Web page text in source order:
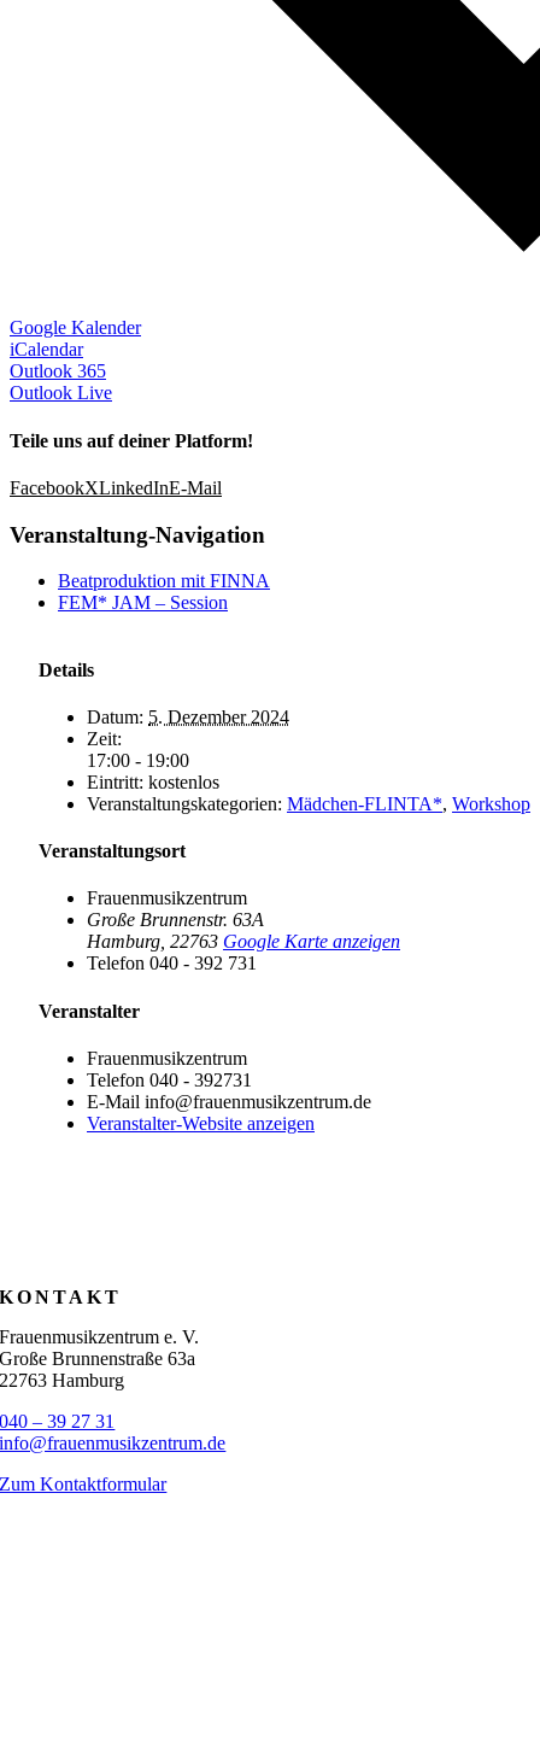
Google Kalender
iCalendar
Outlook 365
Outlook Live
Teile uns auf deiner Platform!
FacebookXLinkedInE-Mail
Veranstaltung-Navigation
Beatproduktion mit FINNA
FEM* JAM – Session
Details
Datum: 5. Dezember 2024
Zeit:
17:00 - 19:00
Eintritt: kostenlos
Veranstaltungskategorien: Mädchen-FLINTA*, Workshop
Veranstaltungsort
Frauenmusikzentrum
Große Brunnenstr. 63A
Hamburg 22763 Google Karte anzeigen
Telefon 040 - 392 731
Veranstalter
Frauenmusikzentrum
Telefon 040 - 392731
E-Mail info@frauenmusikzentrum.de
Veranstalter-Website anzeigen
KONTAKT
Frauenmusikzentrum e. V.
Große Brunnenstraße 63a
22763 Hamburg
040 – 39 27 31
info@frauenmusikzentrum.de
Zum Kontaktformular